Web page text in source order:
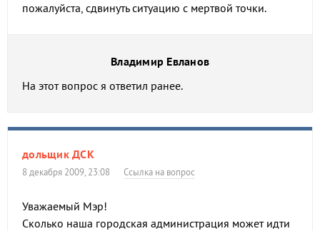
пожалуйста, сдвинуть ситуацию с мертвой точки.
Владимир Евланов
На этот вопрос я ответил ранее.
дольщик ДСК
8 декабря 2009, 23:08 Ссылка на вопрос
Уважаемый Мэр!
Сколько наша городская администрация может идти